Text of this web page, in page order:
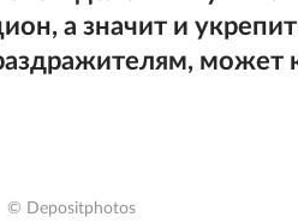
а значит и
может
© Depositphotos